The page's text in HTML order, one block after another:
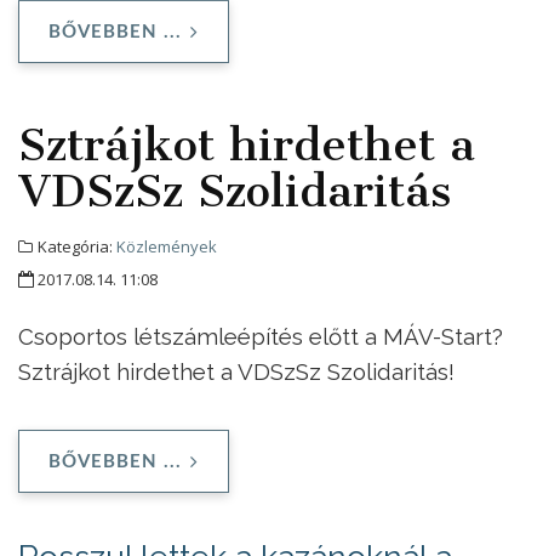
BŐVEBBEN ...
Sztrájkot hirdethet a
VDSzSz Szolidaritás
Kategória: Közlemények
2017.08.14. 11:08
Csoportos létszámleépítés előtt a MÁV-Start?
Sztrájkot hirdethet a VDSzSz Szolidaritás!
BŐVEBBEN ...